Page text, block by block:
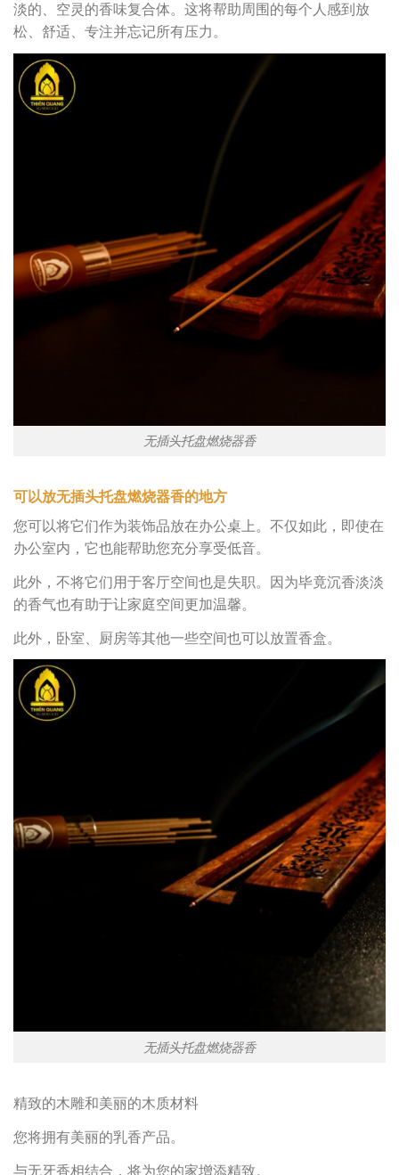
淡的、空灵的香味复合体。这将帮助周围的每个人感到放
松、舒适、专注并忘记所有压力。
无插头托盘燃烧器香
可以放无插头托盘燃烧器香的地方
您可以将它们作为装饰品放在办公桌上。不仅如此，即使在
办公室内，它也能帮助您充分享受低音。
此外，不将它们用于客厅空间也是失职。因为毕竟沉香淡淡
的香气也有助于让家庭空间更加温馨。
此外，卧室、厨房等其他一些空间也可以放置香盒。
无插头托盘燃烧器香
精致的木雕和美丽的木质材料
您将拥有美丽的乳香产品。
与无牙香相结合，将为您的家增添精致。